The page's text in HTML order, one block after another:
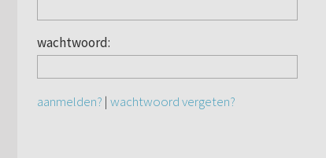
wachtwoord:
aanmelden? | wachtwoord vergeten?